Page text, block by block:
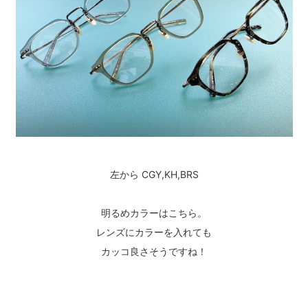
左から CGY,KH,BRS
明るめカラーはこちら。
レンズにカラーを入れても
カッコ良さそうですね！